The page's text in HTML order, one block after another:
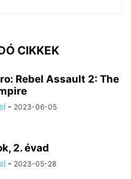
CIKKEK
Rebel Assault 2: The
- 2023-06-05
2. évad
- 2023-05-28